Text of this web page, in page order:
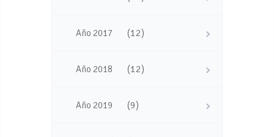
Año 2017 (12)
Año 2018 (12)
Año 2019 (9)